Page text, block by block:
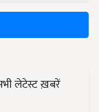
लेटेस्ट ख़बरें